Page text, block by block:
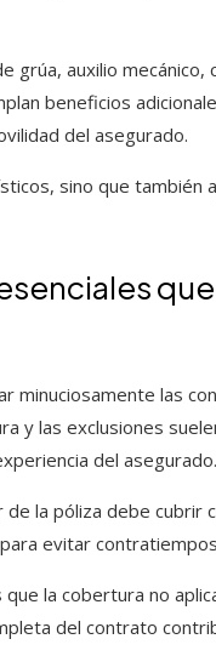
grúa, auxilio mecánico,
beneficios
del asegurado.
sino que también
minuciosamente las
y las exclusiones
del asegurado.
la póliza debe cubrir
evitar
la cobertura no
del contrato